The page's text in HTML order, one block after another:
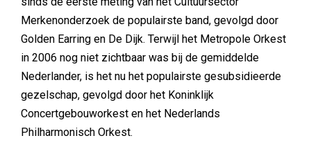
Merkenonderzoek de populairste band, gevolgd door
Golden Earring en De Dijk. Terwijl het Metropole Orkest
in 2006 nog niet zichtbaar was bij de gemiddelde
Nederlander, is het nu het populairste gesubsidieerde
gezelschap, gevolgd door het Koninklijk
Concertgebouworkest en het Nederlands
Philharmonisch Orkest.